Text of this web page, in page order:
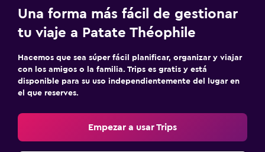
Una forma más fácil de gestionar
tu viaje a Patate Théophile
Hacemos que sea súper fácil planificar, organizar y viajar
con los amigos o la familia. Trips es gratis y está
disponible para su uso independientemente del lugar en
el que reserves.
Empezar a usar Trips